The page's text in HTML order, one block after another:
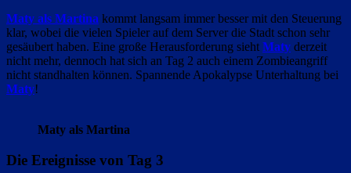
Maty als Martina kommt langsam immer besser mit den Steuerung
klar, wobei die vielen Spieler auf dem Server die Stadt schon sehr
gesäubert haben. Eine große Herausforderung sieht Maty derzeit
nicht mehr, dennoch hat sich an Tag 2 auch einem Zombieangriff
nicht standhalten können. Spannende Apokalypse Unterhaltung bei
Maty!
Maty als Martina
Die Ereignisse von Tag 3